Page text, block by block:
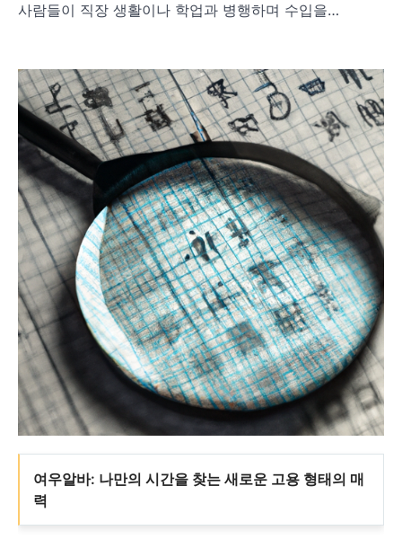
사람들이 직장 생활이나 학업과 병행하며 수입을…
여우알바: 나만의 시간을 찾는 새로운 고용 형태의 매
력